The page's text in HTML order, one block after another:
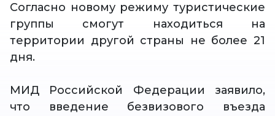
Согласно новому режиму туристические
группы смогут находиться на
территории другой страны не более 21
дня.
МИД Российской Федерации заявило,
что введение безвизового въезда